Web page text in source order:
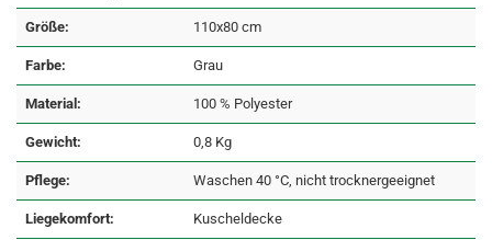
Größe: 110x80 cm
Farbe: Grau
Material: 100 % Polyester
Gewicht: 0,8 Kg
Pflege: Waschen 40 °C, nicht trocknergeeignet
Liegekomfort: Kuscheldecke